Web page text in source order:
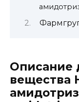
Описание
вещества